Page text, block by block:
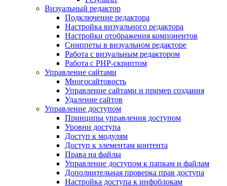
Визуальный редактор
Подключение редактора
Настройка визуального редактора
Настройки отображения компонентов
Сниппеты в визуальном редакторе
Работа с визуальным редактором
Работа с PHP-скриптом
Управление сайтами
Многосайтовость
Управление сайтами и пример создания
Удаление сайтов
Управление доступом
Принципы управления доступом
Уровни доступа
Доступ к модулям
Доступ к элементам контента
Права на файлы
Управление доступом к папкам и файлам
Дополнительная проверка прав доступа
Настройка доступа к инфоблокам